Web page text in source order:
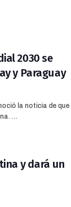
2030 se
y Paraguay
la noticia de que
...
y dará un